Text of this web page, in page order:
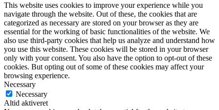
This website uses cookies to improve your experience while you
navigate through the website. Out of these, the cookies that are
categorized as necessary are stored on your browser as they are
essential for the working of basic functionalities of the website. We
also use third-party cookies that help us analyze and understand how
you use this website. These cookies will be stored in your browser
only with your consent. You also have the option to opt-out of these
cookies. But opting out of some of these cookies may affect your
browsing experience.
Necessary
Necessary
Altid aktiveret